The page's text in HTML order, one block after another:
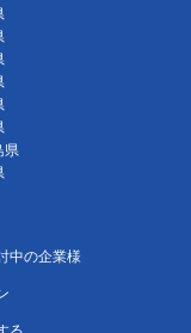
県
中の企業様
る